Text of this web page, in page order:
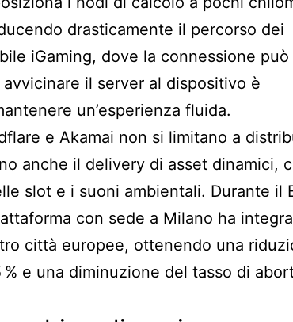
drasticamente il percorso dei
iGaming, dove la connessione può
il server al dispositivo è
un’esperienza fluida.
e Akamai non si limitano a
anche il delivery di asset dinamici,
slot e i suoni ambientali. Durante il
con sede a Milano ha
città europee, ottenendo una
e una diminuzione del tasso di